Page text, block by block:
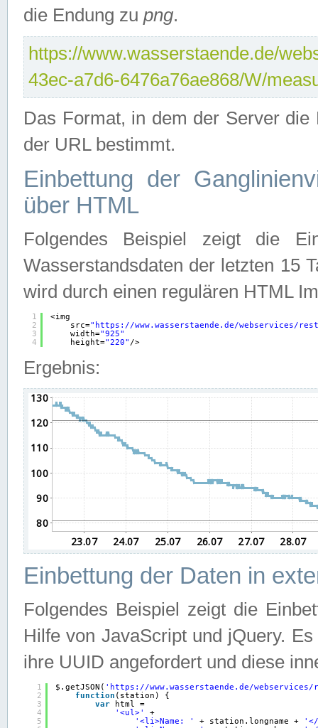
die Endung zu png.
https://www.wasserstaende.de/
43ec-a7d6-6476a76ae868/W/
Das Format, in dem der Server
der URL bestimmt.
Einbettung der
über HTML
Folgendes Beispiel zeigt die
Wasserstandsdaten der letzten 15
wird durch einen regulären HTML
1
2
3
4
<img
src=" https://www.wasserstaende.de/webservices/
width="925"
height="220" />
Ergebnis:
Einbettung der Daten in
Folgendes Beispiel zeigt die
Hilfe von JavaScript und jQuery.
ihre UUID angefordert und diese
1
2
3
4
5
$.getJSON( ' https://www.wasserstaende.de/
function (station) {
var
html =
'<ul>'
+
'<li>Name: '
+ station.longname +